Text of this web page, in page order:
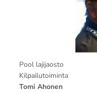
Pool lajijaosto
Kilpailutoiminta
Tomi Ahonen